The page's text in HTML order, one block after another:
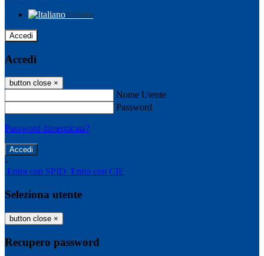
Italiano
Accedi
Accedi
button close ×
Nome Utente
Password
Password dimenticata?
-
Entra con SPID Entra con CIE
Seleziona utente
button close ×
Recupero password